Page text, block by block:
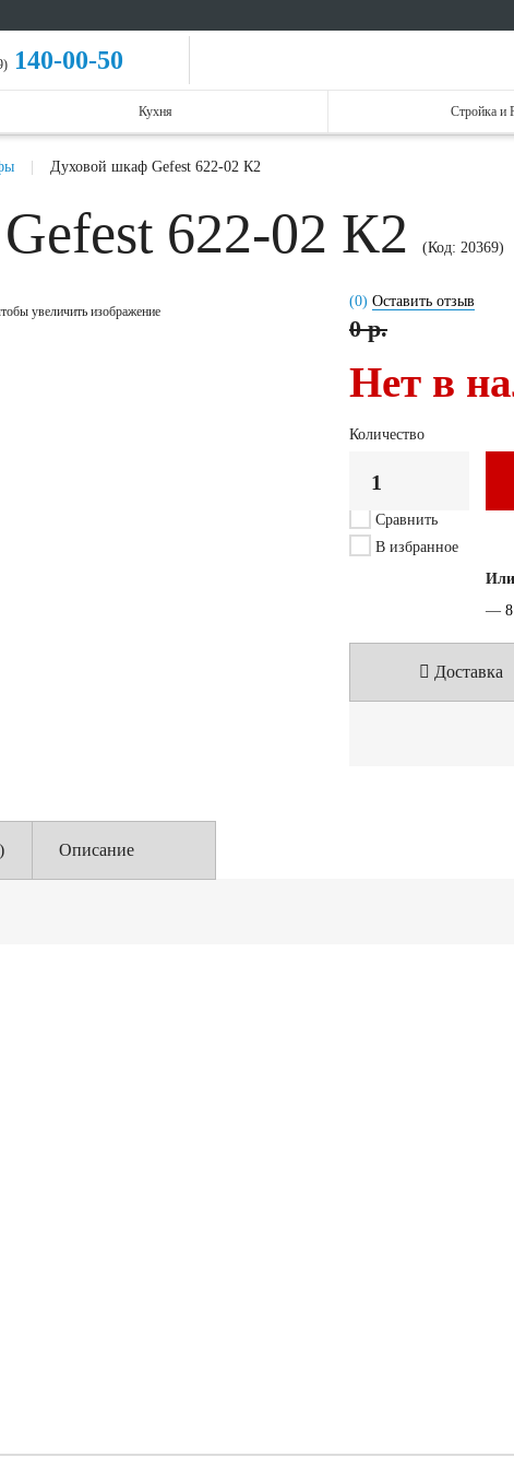
140-00-50
Кухня Стройка и
Духовой шкаф Gefest 622-02 К2
622-02 К2 (Код: 20369)
увеличить изображение
(0) Оставить отзыв
0 р.
Нет в
Количество
Сравнить
В избранное
Или
—
Доставка
Описание